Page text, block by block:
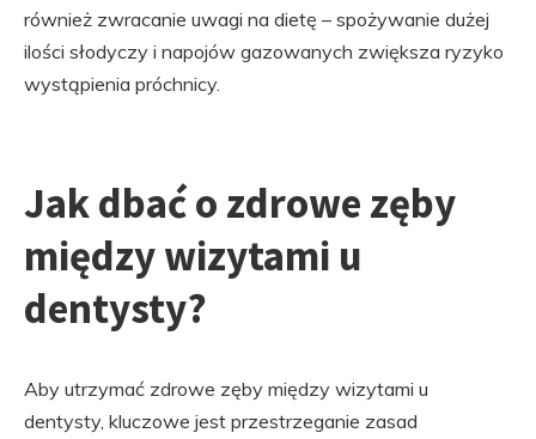
również zwracanie uwagi na dietę – spożywanie dużej
ilości słodyczy i napojów gazowanych zwiększa ryzyko
wystąpienia próchnicy.
Jak dbać o zdrowe zęby
między wizytami u
dentysty?
Aby utrzymać zdrowe zęby między wizytami u
dentysty, kluczowe jest przestrzeganie zasad